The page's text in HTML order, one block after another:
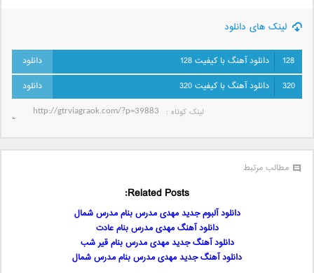
لینک های دانلود
128
دانلود آهنگ با کیفیت 128
320
دانلود آهنگ با کیفیت 320
لینک کوتاه‌ :
مطالب مرتبط
Related Posts:
دانلود آلبوم جدید مهدی مدرس بنام مدرس شمال
دانلود آهنگ مهدی مدرس بنام عادت
دانلود آهنگ جدید مهدی مدرس بنام قیر شب
دانلود آهنگ جدید مهدی مدرس بنام مدرس شمال